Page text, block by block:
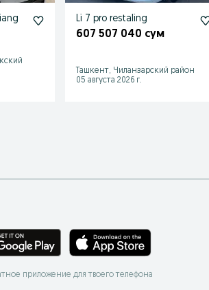
Li 7 pro restaling
607 507 040 сум
Ташкент, Чиланзарский район
05 августа 2026 г.
приложение для твоего телефона